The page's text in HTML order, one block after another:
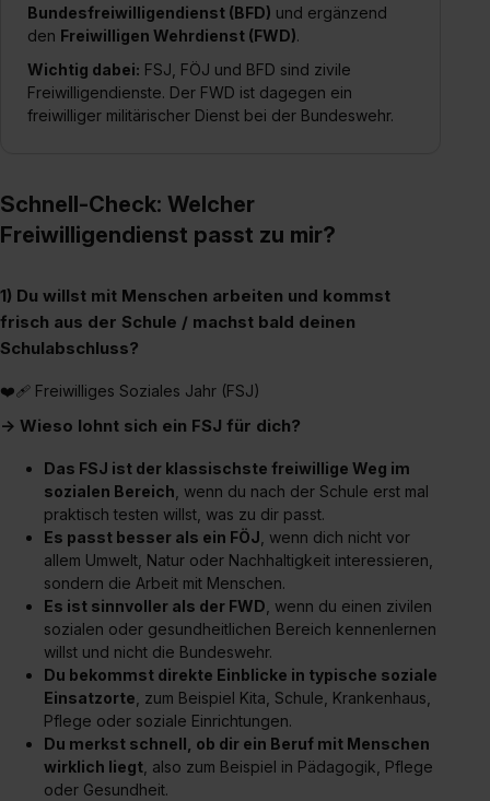
Bundesfreiwilligendienst (BFD) und ergänzend
den Freiwilligen Wehrdienst (FWD).
Wichtig dabei: FSJ, FÖJ und BFD sind zivile
Freiwilligendienste. Der FWD ist dagegen ein
freiwilliger militärischer Dienst bei der Bundeswehr.
Schnell-Check: Welcher
Freiwilligendienst passt zu mir?
1) Du willst mit Menschen arbeiten und kommst
frisch aus der Schule / machst bald deinen
Schulabschluss?
❤️‍🩹 Freiwilliges Soziales Jahr (FSJ)
→ Wieso lohnt sich ein FSJ für dich?
Das FSJ ist der klassischste freiwillige Weg im
sozialen Bereich , wenn du nach der Schule erst mal
praktisch testen willst, was zu dir passt.
Es passt besser als ein FÖJ , wenn dich nicht vor
allem Umwelt, Natur oder Nachhaltigkeit interessieren,
sondern die Arbeit mit Menschen.
Es ist sinnvoller als der FWD , wenn du einen zivilen
sozialen oder gesundheitlichen Bereich kennenlernen
willst und nicht die Bundeswehr.
Du bekommst direkte Einblicke in typische soziale
Einsatzorte , zum Beispiel Kita, Schule, Krankenhaus,
Pflege oder soziale Einrichtungen.
Du merkst schnell, ob dir ein Beruf mit Menschen
wirklich liegt , also zum Beispiel in Pädagogik, Pflege
oder Gesundheit.